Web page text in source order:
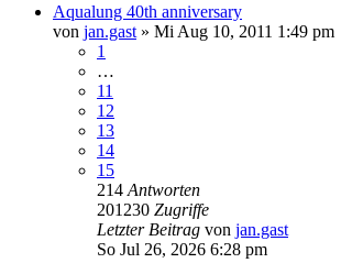
Aqualung 40th anniversary
von jan.gast » Mi Aug 10, 2011 1:49 pm
1
…
11
12
13
14
15
214 Antworten
201230 Zugriffe
Letzter Beitrag von jan.gast
So Jul 26, 2026 6:28 pm